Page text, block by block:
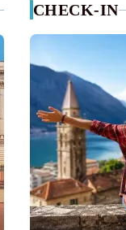
CHECK-IN